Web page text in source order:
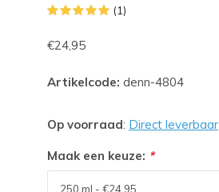
(1)
€24,95
Artikelcode: denn-4804
Op voorraad: Direct leverbaar
Maak een keuze: *